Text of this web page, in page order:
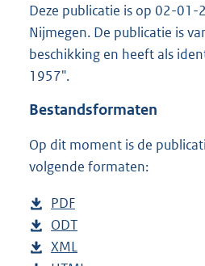
Deze publicatie is op 02-
Nijmegen. De publicatie is
beschikking en heeft als
1957".
Bestandsformaten
Op dit moment is de
volgende formaten:
D
o
w
PDF
e
s
D
o
ODT
D
XML